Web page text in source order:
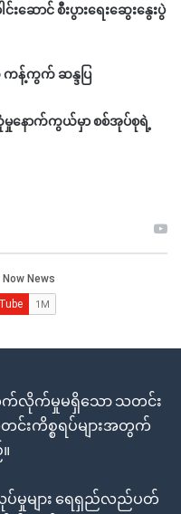
ဆောင် စီးပွားရေးဆွေးနွေးပွဲ
ကန့်ကွက် ဆန္ဒပြ
မှုနောက်ကွယ်မှာ စစ်အုပ်စုရဲ့
ဘက်လိုက်မှုမရှိသော သတင်း
င်းကိစ္စရပ်များအတွက်
မှုများ ရေရှည်လည်ပတ်